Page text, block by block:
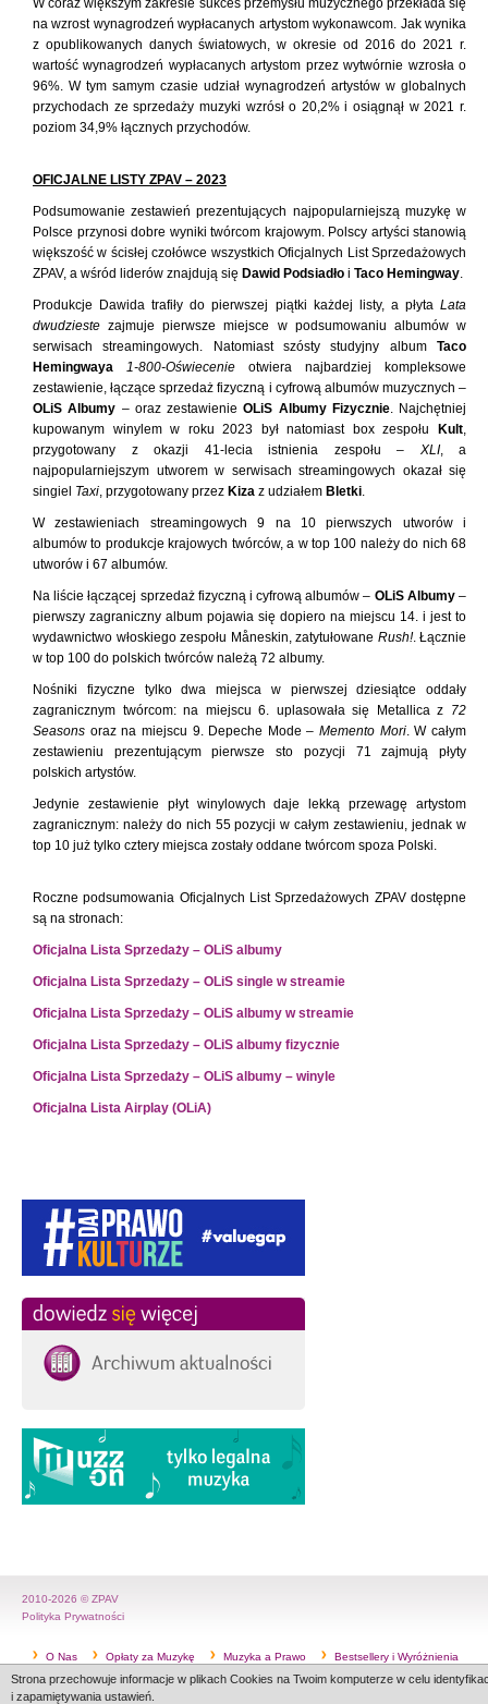
W coraz większym zakresie sukces przemysłu muzycznego przekłada się
na wzrost wynagrodzeń wypłacanych artystom wykonawcom. Jak wynika
z opublikowanych danych światowych, w okresie od 2016 do 2021 r.
wartość wynagrodzeń wypłacanych artystom przez wytwórnie wzrosła o
96%. W tym samym czasie udział wynagrodzeń artystów w globalnych
przychodach ze sprzedaży muzyki wzrósł o 20,2% i osiągnął w 2021 r.
poziom 34,9% łącznych przychodów.
OFICJALNE LISTY ZPAV – 2023
Podsumowanie zestawień prezentujących najpopularniejszą muzykę w
Polsce przynosi dobre wyniki twórcom krajowym. Polscy artyści stanowią
większość w ścisłej czołówce wszystkich Oficjalnych List Sprzedażowych
ZPAV, a wśród liderów znajdują się Dawid Podsiadło i Taco Hemingway.
Produkcje Dawida trafiły do pierwszej piątki każdej listy, a płyta Lata
dwudzieste zajmuje pierwsze miejsce w podsumowaniu albumów w
serwisach streamingowych. Natomiast szósty studyjny album Taco
Hemingwaya
1-800-Oświecenie otwiera najbardziej kompleksowe
zestawienie, łączące sprzedaż fizyczną i cyfrową albumów muzycznych –
OLiS Albumy – oraz zestawienieOLiS Albumy Fizycznie. Najchętniej
kupowanym winylem w roku 2023 był natomiast box zespołu
Kult,
przygotowany z okazji 41-lecia istnienia zespołu – XLI, a
najpopularniejszym utworem w serwisach streamingowych okazał się
singiel Taxi, przygotowany przez Kiza z udziałem Bletki.
W zestawieniach streamingowych 9 na 10 pierwszych utworów i
albumów to produkcje krajowych twórców, a w top 100 należy do nich 68
utworów i 67 albumów.
Na liście łączącej sprzedaż fizyczną i cyfrową albumów – OLiS Albumy–
pierwszy zagraniczny album pojawia się dopiero na miejscu 14. i jest to
wydawnictwo włoskiego zespołu Måneskin, zatytułowane Rush!. Łącznie
w top 100 do polskich twórców należą 72 albumy.
Nośniki fizyczne tylko dwa miejsca w pierwszej dziesiątce oddały
zagranicznym twórcom: na miejscu 6. uplasowała się Metallica z 72
Seasons oraz na miejscu 9. Depeche Mode –Memento Mori. W całym
zestawieniu prezentującym pierwsze sto pozycji 71 zajmują płyty
polskich artystów.
Jedynie zestawienie płyt winylowych daje lekką przewagę artystom
zagranicznym: należy do nich 55 pozycji w całym zestawieniu, jednak w
top 10 już tylko cztery miejsca zostały oddane twórcom spoza Polski.
Roczne podsumowania Oficjalnych List Sprzedażowych ZPAV dostępne
są na stronach:
Oficjalna Lista Sprzedaży – OLiS albumy
Oficjalna Lista Sprzedaży – OLiS single w streamie
Oficjalna Lista Sprzedaży – OLiS albumy w streamie
Oficjalna Lista Sprzedaży – OLiS albumy fizycznie
Oficjalna Lista Sprzedaży – OLiS albumy – winyle
Oficjalna Lista Airplay (OLiA)
2010-2026 © ZPAV
Polityka Prywatności
O Nas Opłaty za Muzykę Muzyka a Prawo Bestsellery i Wyróżnienia
Nagroda Muzyczna Fryderyk Dla Firm Muzycznych Pobierz
Strona przechowuje informacje w plikach Cookies na Twoim komputerze w celu
i zapamiętywania ustawień.